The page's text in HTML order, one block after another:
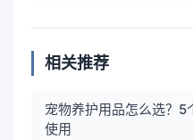
相关推荐
宠物养护用品怎么选？5
使用